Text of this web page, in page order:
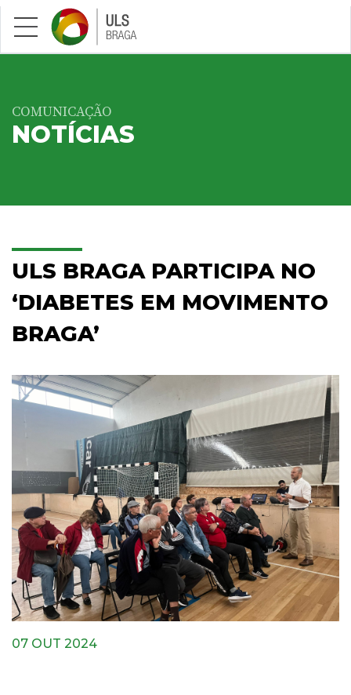
Saltar para conteúdo principal
COMUNICAÇÃO
NOTÍCIAS
ULS BRAGA PARTICIPA NO
‘DIABETES EM MOVIMENTO
BRAGA’
07 OUT 2024